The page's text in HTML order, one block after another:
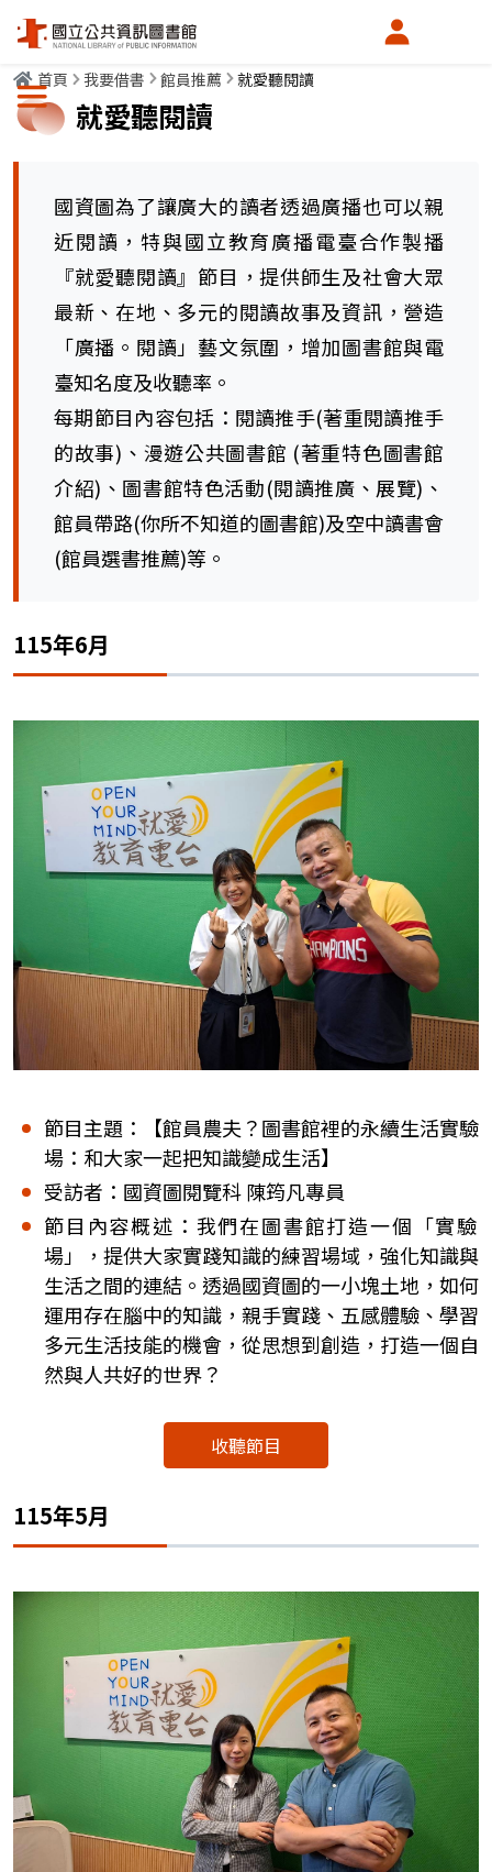
會員中心
選單按鈕
首頁 我要借書 館員推薦 就愛聽閱讀
就愛聽閱讀
國資圖為了讓廣大的讀者透過廣播也可以親
近閱讀，特與國立教育廣播電臺合作製播
『就愛聽閱讀』節目，提供師生及社會大眾
最新、在地、多元的閱讀故事及資訊，營造
「廣播。閱讀」藝文氛圍，增加圖書館與電
臺知名度及收聽率。
每期節目內容包括：閱讀推手(著重閱讀推手
的故事)、漫遊公共圖書館 (著重特色圖書館
介紹)、圖書館特色活動(閱讀推廣、展覽)、
館員帶路(你所不知道的圖書館)及空中讀書會
(館員選書推薦)等。
115年6月
節目主題：【館員農夫？圖書館裡的永續生活實驗
場：和大家一起把知識變成生活】
受訪者：國資圖閱覽科 陳筠凡專員
節目內容概述：我們在圖書館打造一個「實驗
場」，提供大家實踐知識的練習場域，強化知識與
生活之間的連結。透過國資圖的一小塊土地，如何
運用存在腦中的知識，親手實踐、五感體驗、學習
多元生活技能的機會，從思想到創造，打造一個自
然與人共好的世界？
收聽節目
115年5月